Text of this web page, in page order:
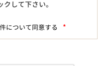
して下さい。
について同意する *